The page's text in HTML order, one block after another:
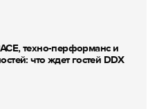
техно-перформанс и
что ждет гостей DDX